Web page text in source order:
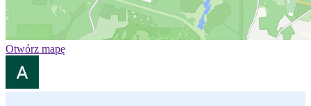
Otwórz mapę